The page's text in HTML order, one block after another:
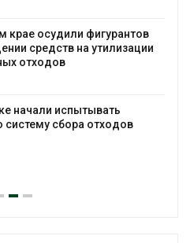
крае осудили фигурантов
средств на утилизации
отходов
начали испытывать
сбора отходов